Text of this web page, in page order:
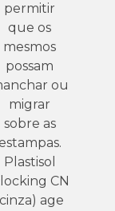
permitir
que os
mesmos
possam
ou
migrar
sobre as
Plastisol
CN
age